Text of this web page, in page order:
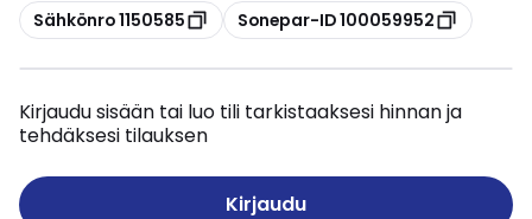
Kopioi
Sähkönro 1150585 Kopioi
Sonepar-ID 100059952
Kirjaudu sisään tai luo tili tarkistaaksesi hinnan ja
tehdäksesi tilauksen
Kirjaudu